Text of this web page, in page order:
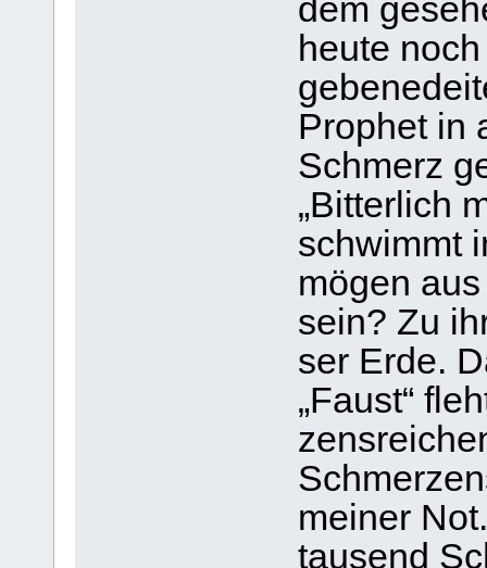
dem
heute
Pro­phet in
Schmerz
„Bit­ter­lich
schwimmt
mögen
sein? Zu
ser Erde.
„Faust“
mei­ner
tau­send